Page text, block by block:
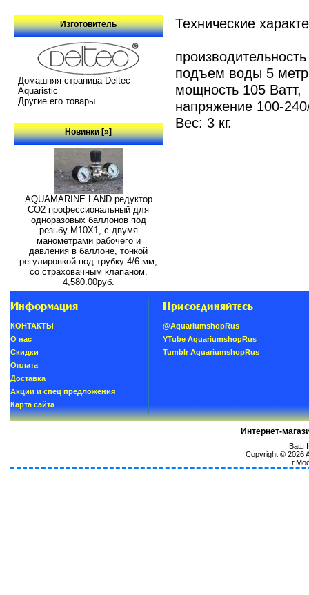
Изготовитель
Домашняя страница Deltec-
Aquaristic
Другие его товары
Новинки [»]
AQUAMARINE.LAND редуктор
СО2 профессиональный для
одноразовых баллонов под
резьбу M10X1, с двумя
манометрами рабочего и
давления в баллоне, тонкой
регулировкой под трубку 4/6 мм,
со страховачным клапаном.
4,580.00руб.
Технические
подъем воды 5
мощность 105 Ватт,
напряжение 100-
Вес: 3 кг.
Информация
КОНТАКТЫ
О нас
Скидки
Oплатa
Доставка
Акции и спец предложения
Карта сайта
Присоединяйтесь
@AquariumshopRus
YTube AquariumshopRus
Tumblr AquariumshopRus
Интернет-
Ваш
Copyright © 2026